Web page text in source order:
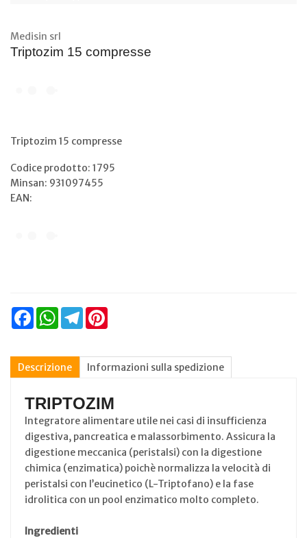
Medisin srl
Triptozim 15 compresse
Triptozim 15 compresse
Codice prodotto: 1795
Minsan: 931097455
EAN:
FacebookWhatsAppTelegram
Descrizione Informazioni sulla spedizione
TRIPTOZIM
Integratore alimentare utile nei casi di insufficienza
digestiva, pancreatica e malassorbimento. Assicura la
digestione meccanica (peristalsi) con la digestione
chimica (enzimatica) poichè normalizza la velocità di
peristalsi con l’eucinetico (L-Triptofano) e la fase
idrolitica con un pool enzimatico molto completo.
Ingredienti